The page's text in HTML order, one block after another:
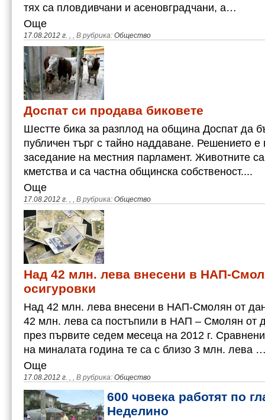
тях са пловдивчани и асеновградчани, а…
17.08.2012 г. , , В рубрика: Общество
Още
Доспат си продава биковете
Шестте бика за разплод на община Доспат да
публичен търг с тайно наддаване. Решението е
заседание на местния парламент. Животните
кметства и са частна общинска собственост....
17.08.2012 г. , , В рубрика: Общество
Още
Над 42 млн. лева внесени в НАП-
осигуровки
Над 42 млн. лева внесени в НАП-Смолян от
42 млн. лева са постъпили в НАП – Смолян от
през първите седем месеца на 2012 г.
на миналата година те са с близо 3 млн. лева
17.08.2012 г. , , В рубрика: Общество
Още
600 човека работят по
Неделино